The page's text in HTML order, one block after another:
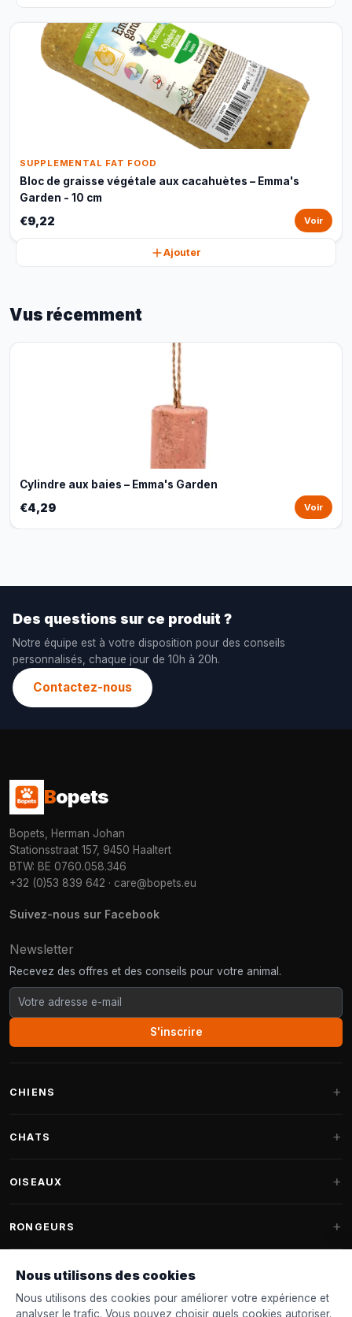
SUPPLEMENTAL FAT FOOD
Bloc de graisse végétale aux cacahuètes – Emma's
Garden - 10 cm
€9,22 Voir
Ajouter
Vus récemment
Cylindre aux baies – Emma's Garden
€4,29 Voir
Des questions sur ce produit ?
Notre équipe est à votre disposition pour des conseils
personnalisés, chaque jour de 10h à 20h.
Contactez-nous
Bopets
Bopets, Herman Johan
Stationsstraat 157, 9450 Haaltert
BTW: BE 0760.058.346
+32 (0)53 839 642 · care@bopets.eu
Suivez-nous sur Facebook
Newsletter
Recevez des offres et des conseils pour votre animal.
S'inscrire
CHIENS
Paniers Fantail
Jouets pour chiens
Colliers & laisses
CHATS
Arbres à chat Maine Coon
OISEAUX
Nourriture oiseaux d'intérieur
Mangeoires
Nichoirs
RONGEURS
Nourriture pour rongeurs
Nous utilisons des cookies
Nous utilisons des cookies pour améliorer votre expérience et
analyser le trafic. Vous pouvez choisir quels cookies autoriser.